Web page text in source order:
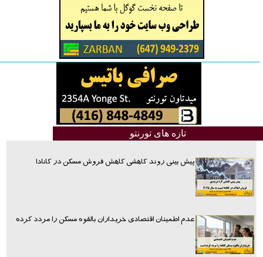
تازه های تورنتو
پیش بینی روند کاهشی کاهش فروش مسکن در کانادا
عدم اطمینان اقتصادی خریداران بالقوه مسکن را مردد کرده